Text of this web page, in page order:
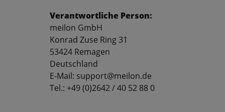
Verantwortliche Person:
meilon GmbH
Konrad Zuse Ring 31
53424 Remagen
Deutschland
E-Mail: support@meilon.de
Tel.: +49 (0)2642 / 40 52 88 0